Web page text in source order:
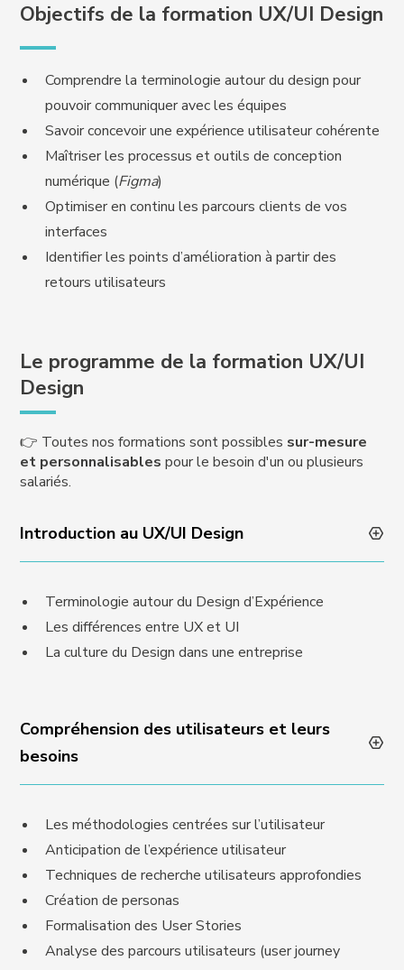
Objectifs de la formation UX/UI Design
Comprendre la terminologie autour du design pour
pouvoir communiquer avec les équipes
Savoir concevoir une expérience utilisateur cohérente
Maîtriser les processus et outils de conception
numérique (Figma)
Optimiser en continu les parcours clients de vos
interfaces
Identifier les points d’amélioration à partir des
retours utilisateurs
Le programme de la formation UX/UI
Design
👉 Toutes nos formations sont possibles sur-mesure
et personnalisables pour le besoin d'un ou plusieurs
salariés.
Introduction au UX/UI Design
Terminologie autour du Design d’Expérience
Les différences entre UX et UI
La culture du Design dans une entreprise
Compréhension des utilisateurs et leurs
besoins
Les méthodologies centrées sur l’utilisateur
Anticipation de l’expérience utilisateur
Techniques de recherche utilisateurs approfondies
Création de personas
Formalisation des User Stories
Analyse des parcours utilisateurs (user journey